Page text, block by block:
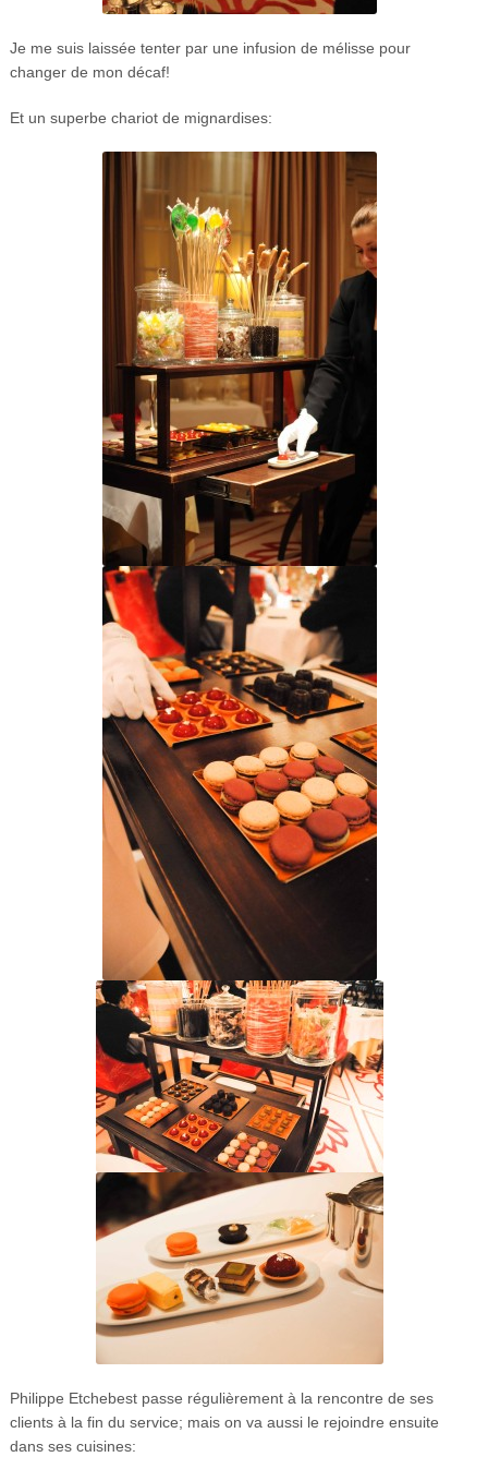
Je me suis laissée tenter par une infusion de mélisse pour
changer de mon décaf!
Et un superbe chariot de mignardises:
Philippe Etchebest passe régulièrement à la rencontre de ses
clients à la fin du service; mais on va aussi le rejoindre ensuite
dans ses cuisines: